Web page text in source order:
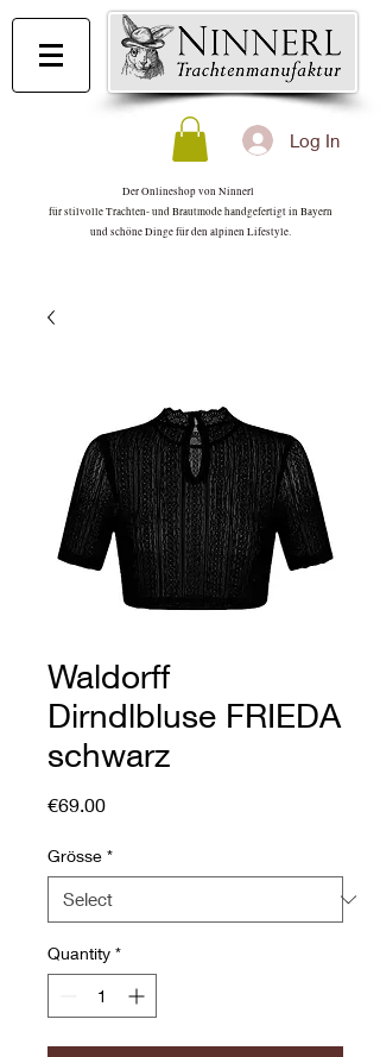
Log In
Der Onlineshop von Ninnerl
für stilvolle Trachten- und Brautmode handgefertigt in Bayern
und schöne Dinge für den alpinen Lifestyle.
Waldorff
Dirndlbluse FRIEDA
schwarz
€69.00Price
Grösse *
Quantity *